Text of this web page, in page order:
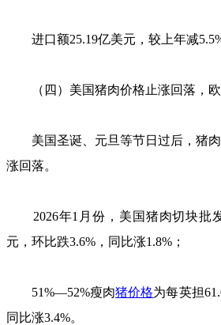
进口额25.19亿美元，较上年减5.5%
（四）美国猪肉价格止涨回落，欧
美国圣诞、元旦等节日过后，猪肉
涨回落。
2026年1月份，美国猪肉切块批
元，环比跌3.6%，同比涨1.8%；
51%—52%瘦肉猪价格为每英担
同比涨3.4%。